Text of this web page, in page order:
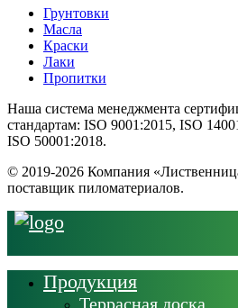
Грунтовки
Масла
Краски
Лаки
Пропитки
Наша система менеджмента
стандартам: ISO 9001:2015, ISO
ISO 50001:2018.
© 2019-2026 Компания
поставщик пиломатериалов.
Продукция
Террасная доска